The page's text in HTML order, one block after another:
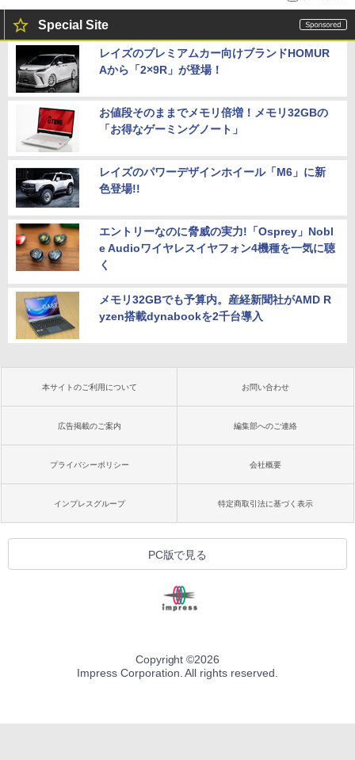
Special Site
レイズのプレミアムカー向けブランドHOMUR
Aから「2×9R」が登場！
お値段そのままでメモリ倍増！メモリ32GBの
「お得なゲーミングノート」
レイズのパワーデザインホイール「M6」に新
色登場!!
エントリーなのに脅威の実力!「Osprey」Nobl
e Audioワイヤレスイヤフォン4機種を一気に聴
く
メモリ32GBでも予算内。産経新聞社がAMD R
yzen搭載dynabookを2千台導入
本サイトのご利用について お問い合わせ
広告掲載のご案内 編集部へのご連絡
プライバシーポリシー 会社概要
インプレスグループ 特定商取引法に基づく表示
PC版で見る
Copyright ©2026
Impress Corporation. All rights reserved.